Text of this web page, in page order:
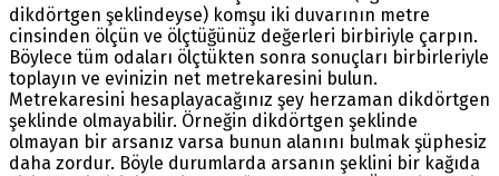
dikdörtgen şeklindeyse) komşu iki duvarının metre
cinsinden ölçün ve ölçtüğünüz değerleri birbiriyle çarpın.
Böylece tüm odaları ölçtükten sonra sonuçları birbirleriyle
toplayın ve evinizin net metrekaresini bulun.
Metrekaresini hesaplayacağınız şey herzaman dikdörtgen
şeklinde olmayabilir. Örneğin dikdörtgen şeklinde
olmayan bir arsanız varsa bunun alanını bulmak şüphesiz
daha zordur. Böyle durumlarda arsanın şeklini bir kağıda